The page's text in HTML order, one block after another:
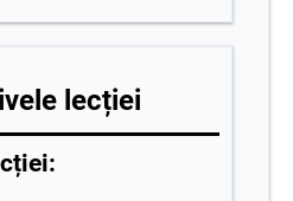
lecției